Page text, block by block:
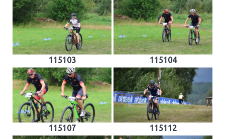
115103 115104
115107 115112